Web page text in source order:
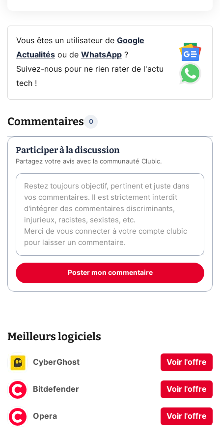
Vous êtes un utilisateur de Google
Actualitésou de WhatsApp?
Suivez-nous pour ne rien rater de l'actu
tech !
Commentaires 0
Participer à la discussion
Partagez votre avis avec la communauté Clubic.
Poster mon commentaire
Meilleurs logiciels
CyberGhost Voir l'offre
Bitdefender Voir l'offre
Opera Voir l'offre